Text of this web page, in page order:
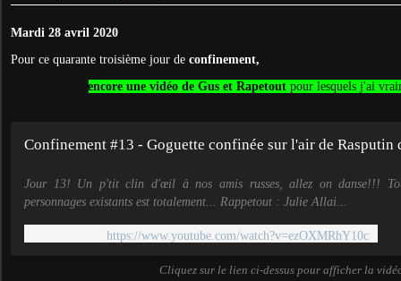
Mardi 28 avril 2020
Pour ce quarante troisième jour de confinement,
encore une vidéo de Gus et Rapetoutpour lesquels j'ai
Confinement #13 - Goguette confinée sur l'air de Rasputin
Jour 13! Un p'tit clin d'œil à nos amis russes, allez on danse!!!
personnages existants est totalement... Rappetout : Julie Allai...
https://www.youtube.com/watch?v=ezOXMRhY10c
Cliquez sur le lien ci-dessus pour afficher la